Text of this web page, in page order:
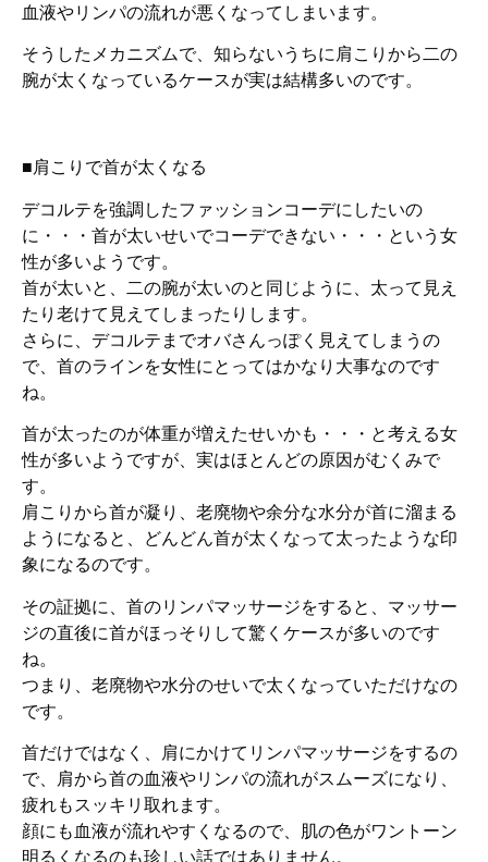
血液やリンパの流れが悪くなってしまいます。
そうしたメカニズムで、知らないうちに肩こりから二の
腕が太くなっているケースが実は結構多いのです。
■肩こりで首が太くなる
デコルテを強調したファッションコーデにしたいの
に・・・首が太いせいでコーデできない・・・という女
性が多いようです。
首が太いと、二の腕が太いのと同じように、太って見え
たり老けて見えてしまったりします。
さらに、デコルテまでオバさんっぽく見えてしまうの
で、首のラインを女性にとってはかなり大事なのです
ね。
首が太ったのが体重が増えたせいかも・・・と考える女
性が多いようですが、実はほとんどの原因がむくみで
す。
肩こりから首が凝り、老廃物や余分な水分が首に溜まる
ようになると、どんどん首が太くなって太ったような印
象になるのです。
その証拠に、首のリンパマッサージをすると、マッサー
ジの直後に首がほっそりして驚くケースが多いのです
ね。
つまり、老廃物や水分のせいで太くなっていただけなの
です。
首だけではなく、肩にかけてリンパマッサージをするの
で、肩から首の血液やリンパの流れがスムーズになり、
疲れもスッキリ取れます。
顔にも血液が流れやすくなるので、肌の色がワントーン
明るくなるのも珍しい話ではありません。